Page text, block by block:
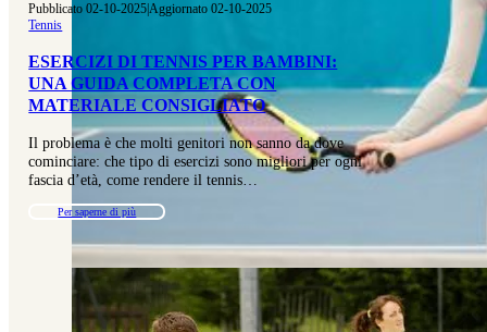
Pubblicato 02-10-2025|Aggiornato 02-10-2025
Tennis
ESERCIZI DI TENNIS PER BAMBINI:
UNA GUIDA COMPLETA CON
MATERIALE CONSIGLIATO
Il problema è che molti genitori non sanno da dove
cominciare: che tipo di esercizi sono migliori per ogni
fascia d’età, come rendere il tennis…
Per saperne di più